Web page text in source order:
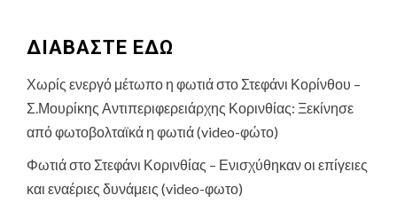
ΔΙΑΒΑΣΤΕ ΕΔΩ
Χωρίς ενεργό μέτωπο η φωτιά στο Στεφάνι Κορίνθου –
Σ.Μουρίκης Αντιπεριφερειάρχης Κορινθίας: Ξεκίνησε
από φωτοβολταϊκά η φωτιά (video-φώτο)
Φωτιά στο Στεφάνι Κορινθίας – Ενισχύθηκαν οι επίγειες
και εναέριες δυνάμεις (video-φωτο)